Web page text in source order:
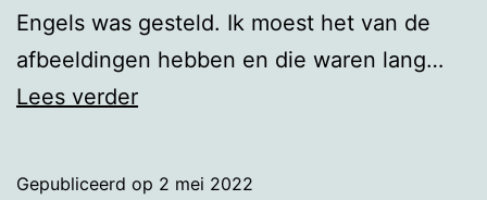
Engels was gesteld. Ik moest het van de
afbeeldingen hebben en die waren lang…
Lees verderLancaster
Gepubliceerd op 2 mei 2022